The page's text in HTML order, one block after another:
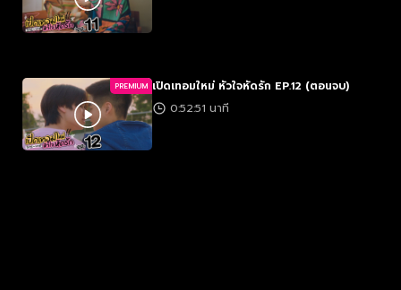
PREMIUM เปิดเทอมใหม่ หัวใจหัดรัก EP.12 (ตอนจบ)
0:52:51 นาที